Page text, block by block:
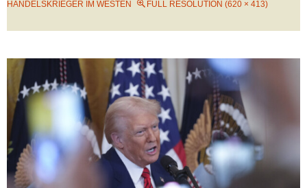
HANDELSKRIEGER IM WESTEN
FULL RESOLUTION (620 × 413)